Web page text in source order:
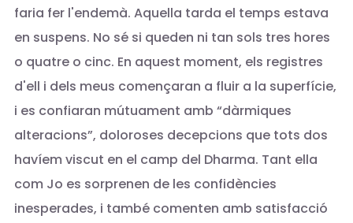
faria fer l'endemà. Aquella tarda el temps estava
en suspens. No sé si queden ni tan sols tres hores
o quatre o cinc. En aquest moment, els registres
d'ell i dels meus començaran a fluir a la superfície,
i es confiaran mútuament amb “dàrmiques
alteracions”, doloroses decepcions que tots dos
havíem viscut en el camp del Dharma. Tant ella
com Jo es sorprenen de les confidències
inesperades, i també comenten amb satisfacció